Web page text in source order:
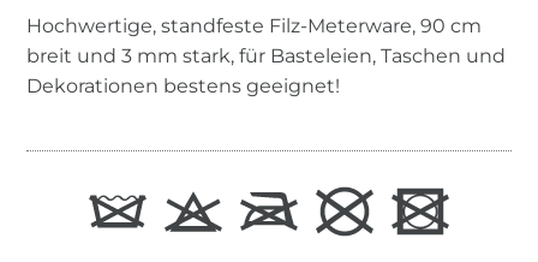
Hochwertige, standfeste Filz-Meterware, 90 cm
breit und 3 mm stark, für Basteleien, Taschen und
Dekorationen bestens geeignet!